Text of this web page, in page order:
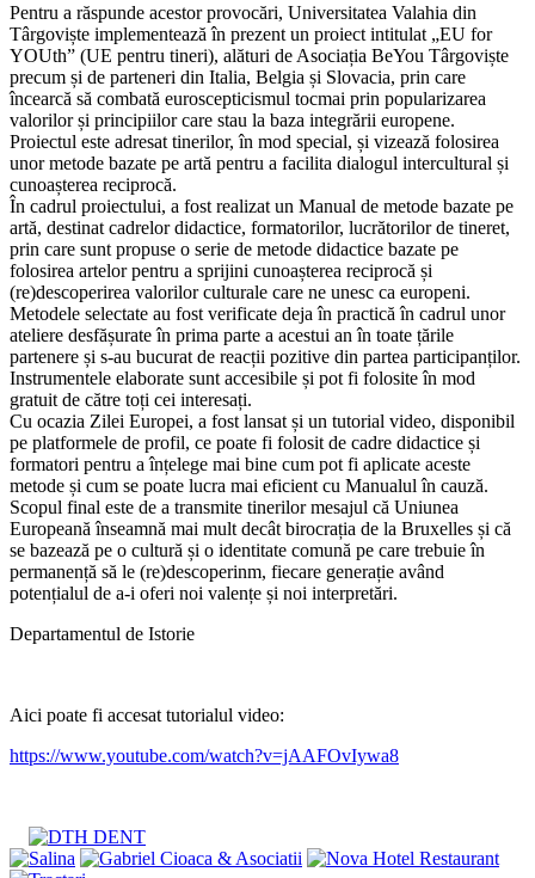
Pentru a răspunde acestor provocări, Universitatea Valahia din
Târgoviște implementează în prezent un proiect intitulat „EU for
YOUth” (UE pentru tineri), alături de Asociația BeYou Târgoviște
precum și de parteneri din Italia, Belgia și Slovacia, prin care
încearcă să combată euroscepticismul tocmai prin popularizarea
valorilor și principiilor care stau la baza integrării europene.
Proiectul este adresat tinerilor, în mod special, și vizează folosirea
unor metode bazate pe artă pentru a facilita dialogul intercultural și
cunoașterea reciprocă.
În cadrul proiectului, a fost realizat un Manual de metode bazate pe
artă, destinat cadrelor didactice, formatorilor, lucrătorilor de tineret,
prin care sunt propuse o serie de metode didactice bazate pe
folosirea artelor pentru a sprijini cunoașterea reciprocă și
(re)descoperirea valorilor culturale care ne unesc ca europeni.
Metodele selectate au fost verificate deja în practică în cadrul unor
ateliere desfășurate în prima parte a acestui an în toate țările
partenere și s-au bucurat de reacții pozitive din partea participanților.
Instrumentele elaborate sunt accesibile și pot fi folosite în mod
gratuit de către toți cei interesați.
Cu ocazia Zilei Europei, a fost lansat și un tutorial video, disponibil
pe platformele de profil, ce poate fi folosit de cadre didactice și
formatori pentru a înțelege mai bine cum pot fi aplicate aceste
metode și cum se poate lucra mai eficient cu Manualul în cauză.
Scopul final este de a transmite tinerilor mesajul că Uniunea
Europeană înseamnă mai mult decât birocrația de la Bruxelles și că
se bazează pe o cultură și o identitate comună pe care trebuie în
permanență să le (re)descoperinm, fiecare generație având
potențialul de a-i oferi noi valențe și noi interpretări.
Departamentul de Istorie
Aici poate fi accesat tutorialul video:
https://www.youtube.com/watch?v=jAAFOvIywa8